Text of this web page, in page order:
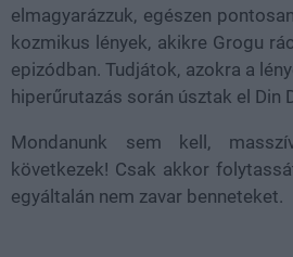
elmagyarázzuk, egészen
kozmikus lények, akikre Grogu
epizódban. Tudjátok, azokra a
hiperűrutazás során úsztak el Din
Mondanunk sem kell,
következek! Csak akkor
egyáltalán nem zavar benneteket.